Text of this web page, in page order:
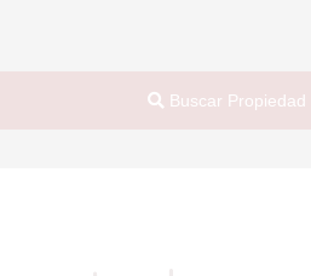
Buscar Propiedad